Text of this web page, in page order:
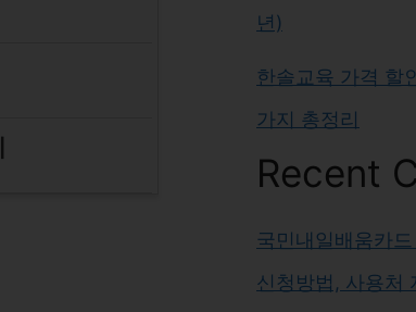
년)
한솔교육 가격 할
가지 총정리
Recent
국민내일배움카
신청방법, 사용처